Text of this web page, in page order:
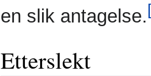
en slik antagelse.
Etterslekt